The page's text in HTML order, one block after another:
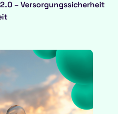
– Versorgungssicherheit